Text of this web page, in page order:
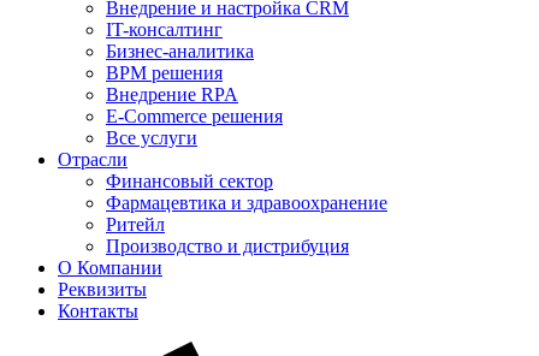
Внедрение и настройка CRM
IT-консалтинг
Бизнес-аналитика
BPM решения
Внедрение RPA
E-Commerce решения
Все услуги
Отрасли
Финансовый сектор
Фармацевтика и здравоохранение
Ритейл
Производство и дистрибуция
О Компании
Реквизиты
Контакты